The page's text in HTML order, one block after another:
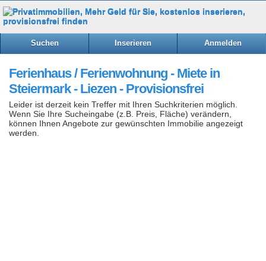
Suchen Inserieren Anmelden
Ferienhaus / Ferienwohnung - Miete in
Steiermark - Liezen - Provisionsfrei
Leider ist derzeit kein Treffer mit Ihren Suchkriterien möglich.
Wenn Sie Ihre Sucheingabe (z.B. Preis, Fläche) verändern,
können Ihnen Angebote zur gewünschten Immobilie angezeigt
werden.